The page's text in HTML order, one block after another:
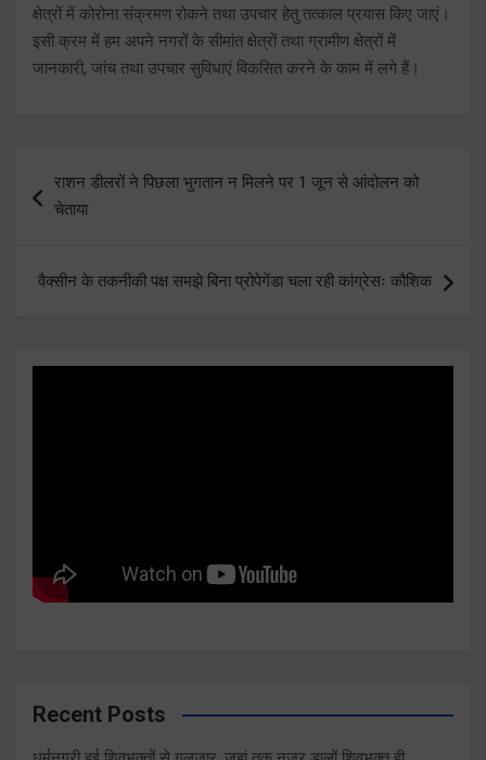
क्षेत्रों में कोरोना संक्रमण रोकने तथा उपचार हेतु तत्काल प्रयास किए जाएं।
इसी क्रम में हम अपने नगरों के सीमांत क्षेत्रों तथा ग्रामीण क्षेत्रों में
जानकारी, जांच तथा उपचार सुविधाएं विकसित करने के काम में लगे हैं।
navigation
राशन डीलरों ने पिछला भुगतान न मिलने पर 1 जून से आंदोलन को
चेताया
वैक्सीन के तकनीकी पक्ष समझे बिना प्रोपेगेंडा चला रही कांग्रेसः कौशिक
Recent Posts